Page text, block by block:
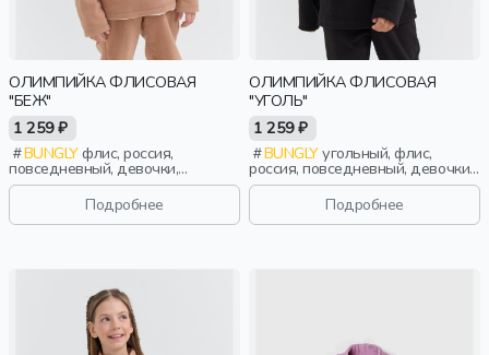
ОЛИМПИЙКА ФЛИСОВАЯ
"БЕЖ"
1 259 ₽
BUNGLYфлис, россия,
повседневный, девочки,
малыши, дошкольники, дети
Подробнее
ОЛИМПИЙКА ФЛИСОВАЯ
"УГОЛЬ"
1 259 ₽
BUNGLYугольный, флис,
россия, повседневный, девочки,
малыши, дошкольники, дети
Подробнее